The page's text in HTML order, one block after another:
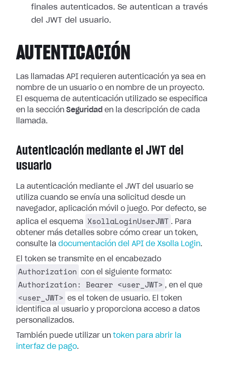
finales autenticados. Se autentican a través
del JWT del usuario.
AUTENTICACIÓN
Las llamadas API requieren autenticación ya sea en
nombre de un usuario o en nombre de un proyecto.
El esquema de autenticación utilizado se especifica
en la sección Seguridad en la descripción de cada
llamada.
Autenticación mediante el JWT del
usuario
La autenticación mediante el JWT del usuario se
utiliza cuando se envía una solicitud desde un
navegador, aplicación móvil o juego. Por defecto, se
aplica el esquema
XsollaLoginUserJWT . Para
obtener más detalles sobre cómo crear un token,
consulte la documentación del API de Xsolla Login.
El token se transmite en el encabezado
Authorization con el siguiente formato:
Authorization: Bearer <user_JWT> , en el que
<user_JWT>
es el token de usuario. El token
identifica al usuario y proporciona acceso a datos
personalizados.
También puede utilizar un token para abrir la
interfaz de pago.